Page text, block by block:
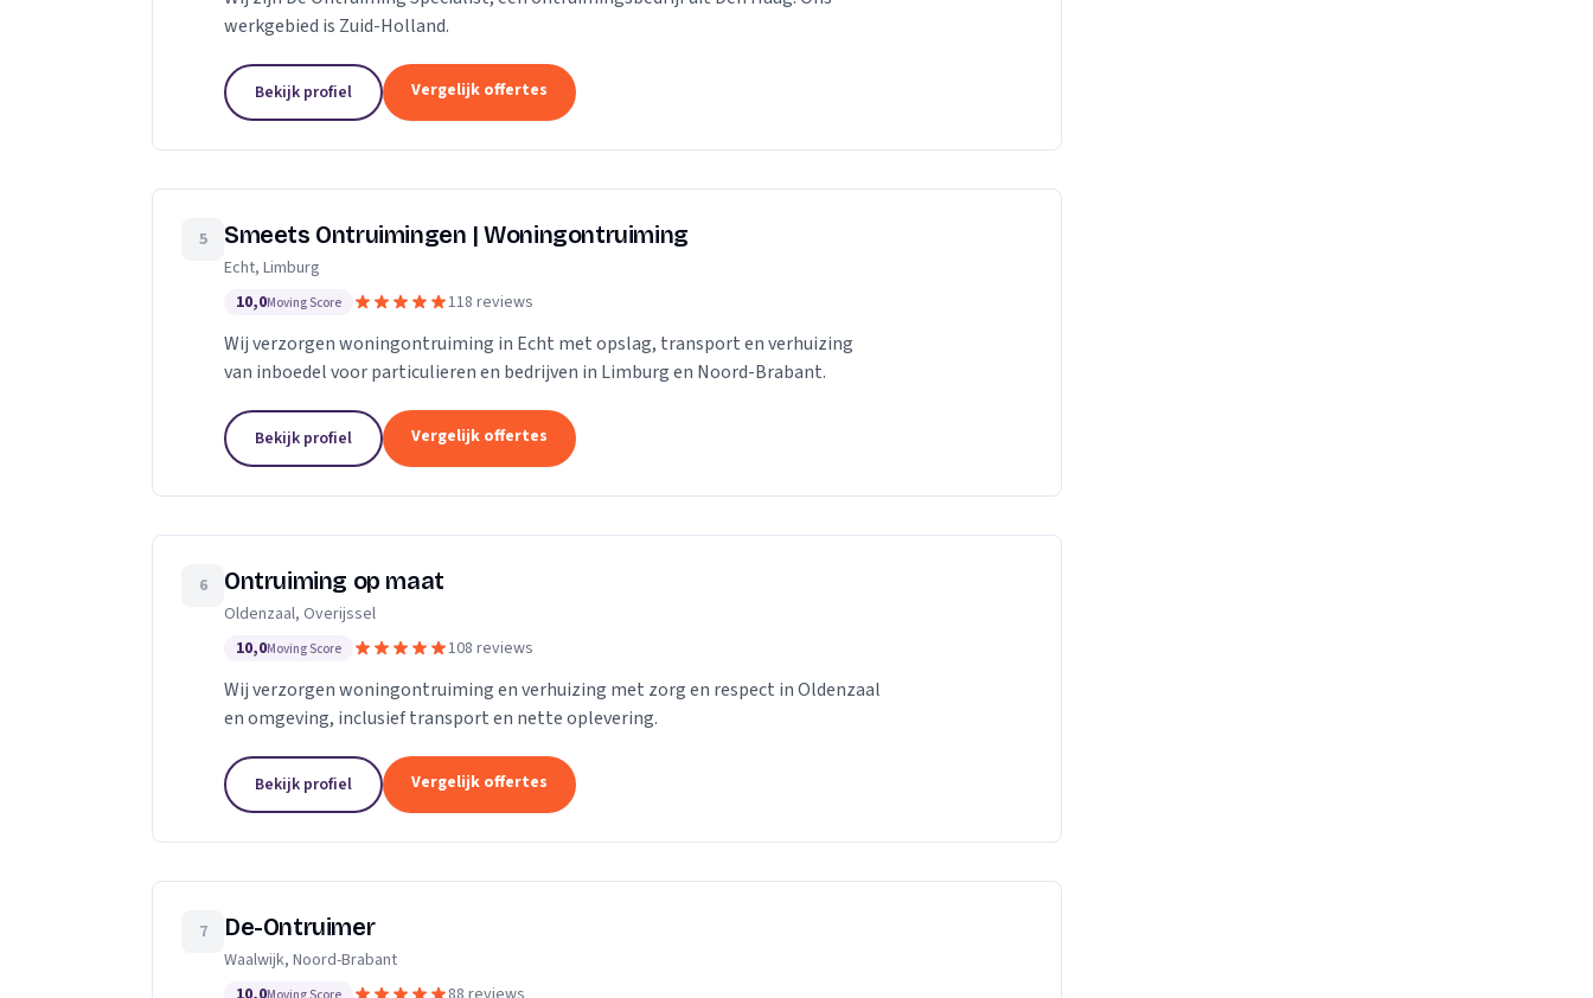
werkgebied is Zuid-Holland.
Bekijk profiel Vergelijk offertes
5 Smeets Ontruimingen | Woningontruiming
Echt, Limburg
10,0Moving Score 118 reviews
Wij verzorgen woningontruiming in Echt met opslag, transport en verhuizing
van inboedel voor particulieren en bedrijven in Limburg en Noord-Brabant.
Bekijk profiel Vergelijk offertes
6 Ontruiming op maat
Oldenzaal, Overijssel
10,0Moving Score 108 reviews
Wij verzorgen woningontruiming en verhuizing met zorg en respect in Oldenzaal
en omgeving, inclusief transport en nette oplevering.
Bekijk profiel Vergelijk offertes
7 De-Ontruimer
Waalwijk, Noord-Brabant